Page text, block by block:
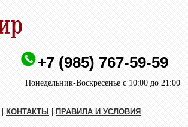
+7 (985) 767-59-59
Понедельник-Воскресенье с 10:00 до 21:00
| КОНТАКТЫ | ПРАВИЛА И УСЛОВИЯ